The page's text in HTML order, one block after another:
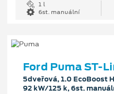
1 l
6st. manuální
Ford Puma ST-
5dveřová, 1.0 EcoBoost
92 kW/125 k, 6st.